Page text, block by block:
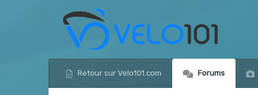
Retour sur Velo101.com Forums